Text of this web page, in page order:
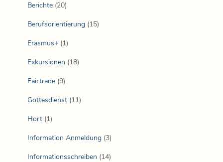
Berichte (20)
Berufsorientierung (15)
Erasmus+ (1)
Exkursionen (18)
Fairtrade (9)
Gottesdienst (11)
Hort (1)
Information Anmeldung (3)
Informationsschreiben (14)